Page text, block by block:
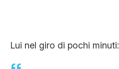
Lui nel giro di pochi minuti: